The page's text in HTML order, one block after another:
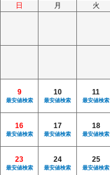
日 月 火
9
最安値検索
10
最安値検索
11
最安値検索
16
最安値検索
17
最安値検索
18
最安値検索
23
最安値検索
24
最安値検索
25
最安値検索